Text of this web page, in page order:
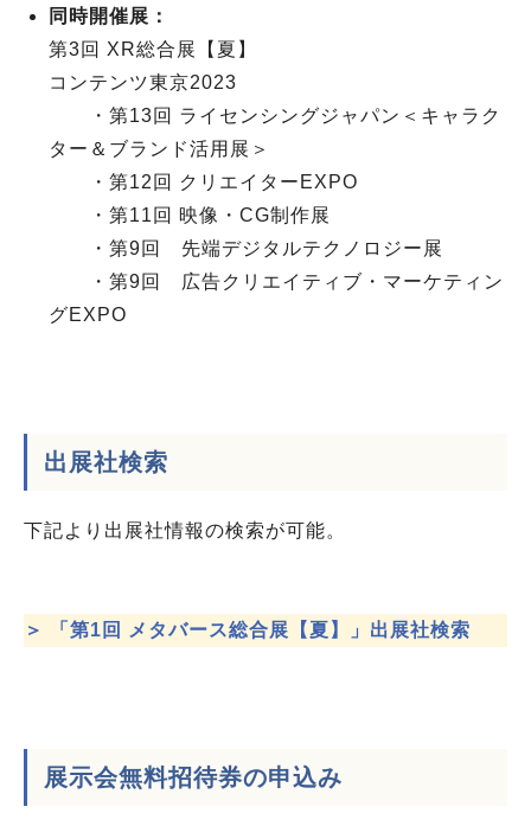
同時開催展：
第3回 XR総合展【夏】
コンテンツ東京2023
・第13回 ライセンシングジャパン＜キャラク
ター＆ブランド活用展＞
・第12回 クリエイターEXPO
・第11回 映像・CG制作展
・第9回 先端デジタルテクノロジー展
・第9回 広告クリエイティブ・マーケティン
グEXPO
出展社検索
下記より出展社情報の検索が可能。
＞ 「第1回 メタバース総合展【夏】」出展社検索
展示会無料招待券の申込み